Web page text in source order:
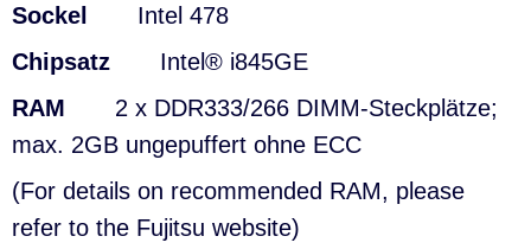
Sockel
Intel 478
Chipsatz
Intel® i845GE
RAM 2 x DDR333/266 DIMM-Steckplätze;
max. 2GB ungepuffert ohne ECC
(For details on recommended RAM, please
refer to the Fujitsu website)